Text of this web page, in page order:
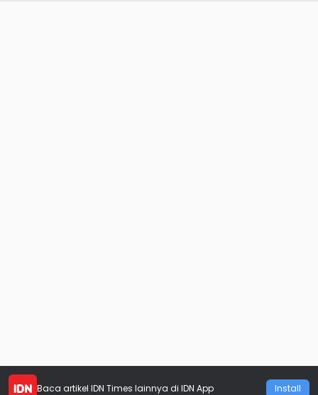
Baca artikel IDN Times lainnya di IDN App Install